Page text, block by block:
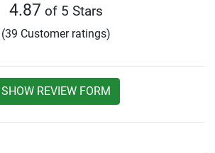
4.87 of 5 Stars
(39 Customer ratings)
SHOW REVIEW FORM